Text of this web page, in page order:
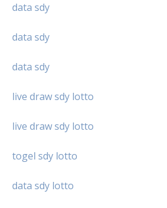
data sdy
data sdy
data sdy
live draw sdy lotto
live draw sdy lotto
togel sdy lotto
data sdy lotto